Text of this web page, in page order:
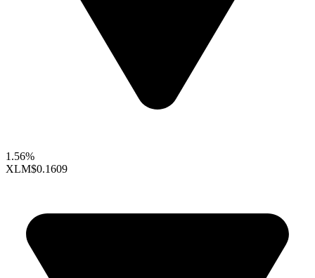
1.56%
XLM$0.1609